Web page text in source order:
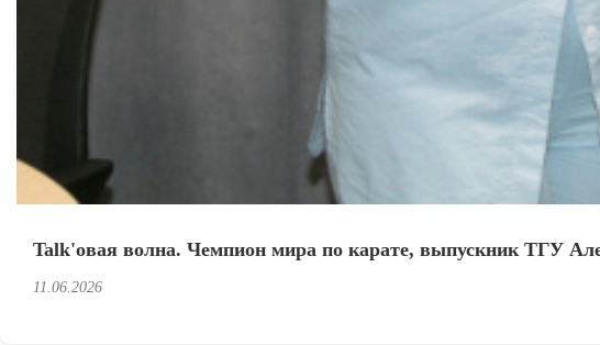
Talk'овая волна. Чемпион мира по карате, выпускник ТГУ
11.06.2026